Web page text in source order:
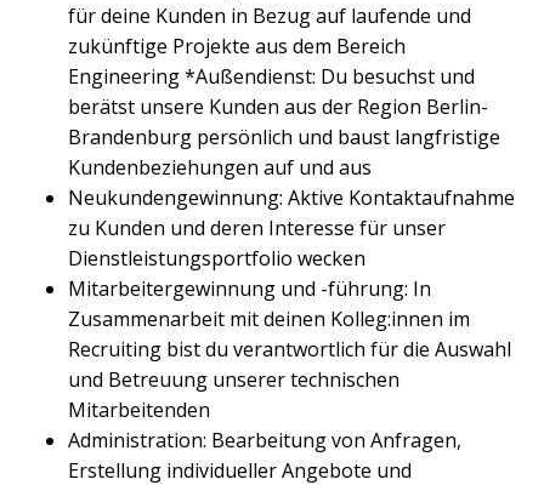
für deine Kunden in Bezug auf laufende und
zukünftige Projekte aus dem Bereich
Engineering *Außendienst: Du besuchst und
berätst unsere Kunden aus der Region Berlin-
Brandenburg persönlich und baust langfristige
Kundenbeziehungen auf und aus
Neukundengewinnung: Aktive Kontaktaufnahme
zu Kunden und deren Interesse für unser
Dienstleistungsportfolio wecken
Mitarbeitergewinnung und -führung: In
Zusammenarbeit mit deinen Kolleg:innen im
Recruiting bist du verantwortlich für die Auswahl
und Betreuung unserer technischen
Mitarbeitenden
Administration: Bearbeitung von Anfragen,
Erstellung individueller Angebote und